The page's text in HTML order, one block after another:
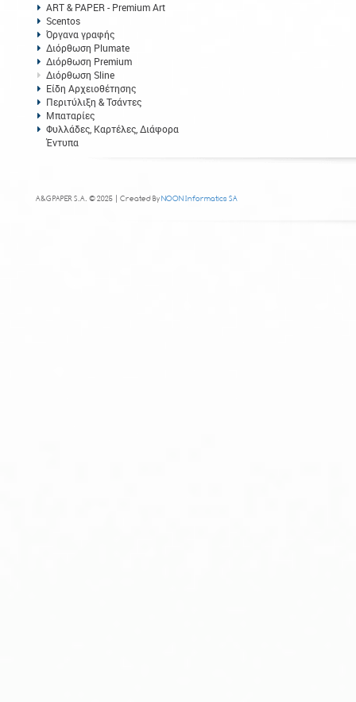
ART & PAPER - Premium Art
Scentos
Όργανα γραφής
Διόρθωση Plumate
Διόρθωση Premium
Διόρθωση Sline
Είδη Αρχειοθέτησης
Περιτύλιξη & Τσάντες
Μπαταρίες
Φυλλάδες, Καρτέλες, Διάφορα
Έντυπα
A&G PAPER S.A. © 2025 | Created ByNOON Informatics SA